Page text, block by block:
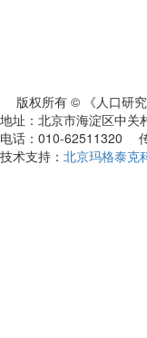
版权所有 © 《人口研
地址：北京市海淀区中
电话：010-62511320
技术支持： 北京玛格泰克